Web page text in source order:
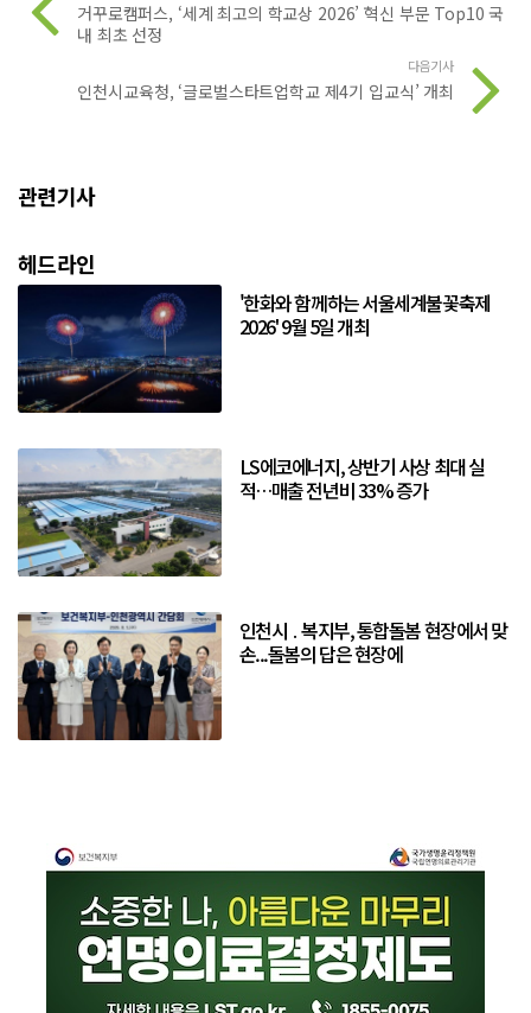
거꾸로캠퍼스, ‘세계 최고의 학교상 2026’ 혁신 부문 Top10 국
내 최초 선정
다음기사
인천시교육청, ‘글로벌스타트업학교 제4기 입교식’ 개최
관련기사
헤드라인
'한화와 함께하는 서울세계불꽃축제
2026' 9월 5일 개최
LS에코에너지, 상반기 사상 최대 실
적…매출 전년비 33% 증가
인천시 ․ 복지부, 통합돌봄 현장에서 맞
손...돌봄의 답은 현장에